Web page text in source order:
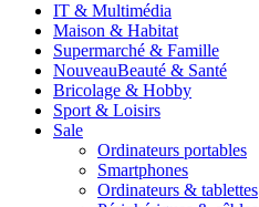
IT & Multimédia
Maison & Habitat
Supermarché & Famille
NouveauBeauté & Santé
Bricolage & Hobby
Sport & Loisirs
Sale
Ordinateurs portables
Smartphones
Ordinateurs & tablettes